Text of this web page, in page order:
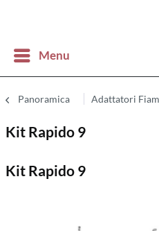
Menu
Panoramica Adattatori
Kit Rapido 9
Kit Rapido 9